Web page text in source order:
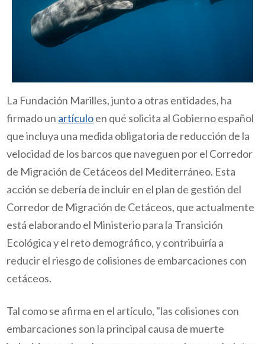
La Fundación Marilles, junto a otras entidades, ha
firmado un artículoen qué solicita al Gobierno español
que incluya una medida obligatoria de reducción de la
velocidad de los barcos que naveguen por el Corredor
de Migración de Cetáceos del Mediterráneo. Esta
acción se debería de incluir en el plan de gestión del
Corredor de Migración de Cetáceos, que actualmente
está elaborando el Ministerio para la Transición
Ecológica y el reto demográfico, ycontribuiría a
reducir el riesgo de colisiones de embarcaciones con
cetáceos.
Tal como se afirma en el artículo, "las colisiones con
embarcaciones son la principal causa de muerte